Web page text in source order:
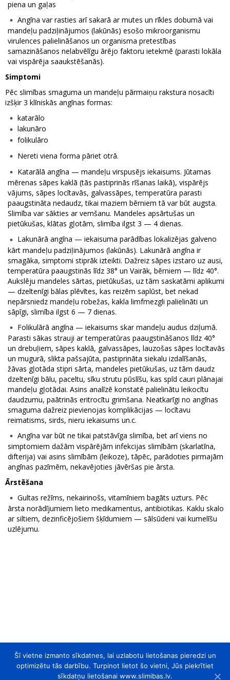
piena un gaļas
Angīna var rasties arī sakarā ar mutes un rīkles dobumā vai
mandeļu padziļinājumos (lakūnās) esošo mikroorganismu
virulences palielināšanos un organisma pretestības
samazināšanos nelabvēlīgu ārējo faktoru ietekmē (parasti lokāla
vai vispārēja saaukstēšanās).
Simptomi
Pēc slimības smaguma un mandeļu pārmaiņu rakstura nosacīti
izšķir 3 klīniskās angīnas formas:
katarālo
lakunāro
folikulāro
Nereti viena forma pāriet otrā.
Katarālā angīna — mandeļu virspusējs iekaisums. Jūtamas
mērenas sāpes kaklā (tās pastiprinās rīšanas laikā), vispārējs
vājums, sāpes locītavās, galvassāpes, temperatūra parasti
paaugstināta nedaudz, tikai maziem bērniem tā var būt augsta.
Slimība var sākties ar vemšanu. Mandeles apsārtušas un
pietūkušas, klātas gļotām, slimība ilgst 3 — 4 dienas.
Lakunārā angīna — iekaisuma parādības lokalizējas galveno
kārt mandeļu padziļinājumos (lakūnās). Lakunārā angīna ir
smagāka, simptomi stiprāk izteikti. Dažreiz sāpes izstaro uz ausi,
temperatūra paaugstinās līdz 38° un Vairāk, bērniem — līdz 40°.
Aukslēju mandeles sārtas, pietūkušas, uz tām saskatāmi aplikumi
— dzeltenīgi bālas plēvītes, kas reizēm saplūst, bet nekad
nepārsniedz mandeļu robežas, kakla limfmezgli palielināti un
sāpīgi, slimība ilgst 6 — 7 dienas.
Folikulārā angīna — iekaisums skar mandeļu audus dziļumā.
Parasti sākas strauji ar temperatūras paaugstināšanos līdz 40°
un drebuļiem, sāpes kaklā, galvassāpes, lauzošas sāpes locītavās
un mugurā, slikta pašsajūta, pastiprināta siekalu izdalīšanās,
žāvas gļotāda stipri sārta, mandeles pietūkušas, uz tām daudz
dzeltenīgi bālu, paceltu, sīku strutu pūslīšu, kas spīd cauri plānajai
mandeļu gļotādai. Asins analīzē konstatē palielinātu leikocītu
daudzumu, paātrinās eritrocītu grimšana. Neatkarīgi no angīnas
smaguma dažreiz pievienojas komplikācijas — locītavu
reimatisms, sirds, nieru iekaisums un.c.
Angīna var būt ne tikai patstāvīga slimība, bet arī viens no
simptomiem dažām vispārējām infekcijas slimībām (skarlatīna,
difterija) vai asins slimībām (leikoze), tāpēc, parādoties pirmajām
angīnas pazīmēm, nekavējoties jāvēršas pie ārsta.
Ārstēšana
Gultas režīms, nekairinošs, vitamīniem bagāts uzturs. Pēc
ārsta norādījumiem lieto medikamentus, antibiotikas. Kaklu skalo
ar siltiem, dezinficējošiem šķīdumiem — sālsūdeni vai kumelīšu
uzlējumu.
Šī vietne izmanto sīkdatnes, lai uzlabotu lietošanas pieredzi un
optimizētu tās darbību. Turpinot lietot šo vietni, Jūs piekrītiet
sīkdatņu lietošanai www.slimibas.lv.